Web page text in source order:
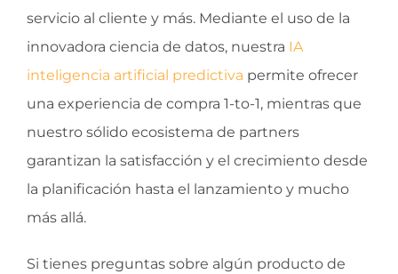
servicio al cliente y más. Mediante el uso de la
innovadora ciencia de datos, nuestra IA
inteligencia artificial predictiva permite ofrecer
una experiencia de compra 1-to-1, mientras que
nuestro sólido ecosistema de partners
garantizan la satisfacción y el crecimiento desde
la planificación hasta el lanzamiento y mucho
más allá.
Si tienes preguntas sobre algún producto de